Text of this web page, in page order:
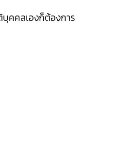
คคลเองก็ต้องการ